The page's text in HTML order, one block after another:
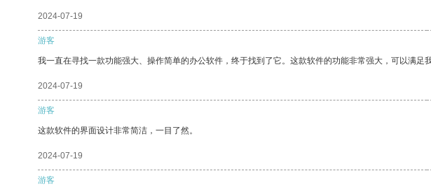
2024-07-19
游客
我一直在寻找一款功能强大、操作简单的办公软件，终于找到了它。这款软件的功能非常强大，可以满足
2024-07-19
游客
这款软件的界面设计非常简洁，一目了然。
2024-07-19
游客